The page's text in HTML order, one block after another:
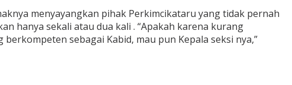
menyayangkan pihak Perkimcikataru yang tidak pernah
hanya sekali atau dua kali . “Apakah karena kurang
sebagai Kabid, mau pun Kepala seksi nya,”